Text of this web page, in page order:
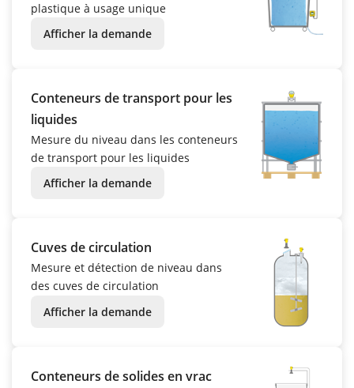
plastique à usage unique
Afficher la demande
Conteneurs de transport pour les
liquides
Mesure du niveau dans les conteneurs
de transport pour les liquides
Afficher la demande
Cuves de circulation
Mesure et détection de niveau dans
des cuves de circulation
Afficher la demande
Conteneurs de solides en vrac